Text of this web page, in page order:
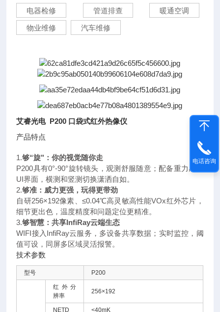
电器检修
管道排查 暖通空调
物业维修 汽车维修
艾睿光电 P200 口袋式红外热像仪
产品特点
1.够“旋"：你的视觉随你走
P200具有0°-90°旋转镜头，观测舒服随意；配备重力感应
UI界面，横测和竖测切换潇洒自如。
2.够准：威力更强，玩得更带劲
自研256×192像素、≤0.04℃高灵敏高性能VOx红外芯片，
细节更出色，温度精度和问题定位更精准。
3.够智慧：共享InfiRay云端生态
WIFI接入InfiRay云服务，多设备共享数据；实时监控，阈
值可设，同屏多区域灵活报警。
技术参数
型号 P200
红外分
辨率
256×192
NETD <40mK
电话咨询